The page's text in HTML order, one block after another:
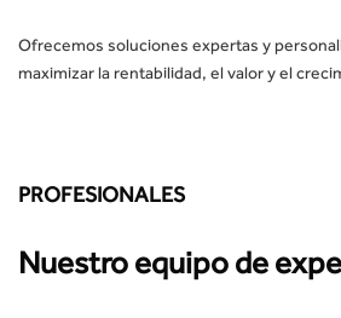
Ofrecemos soluciones expertas y
maximizar la rentabilidad, el valor y el
PROFESIONALES
Nuestro equipo de